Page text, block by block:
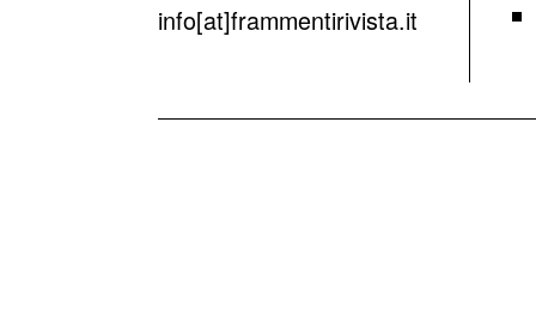
info[at]frammentirivista.it